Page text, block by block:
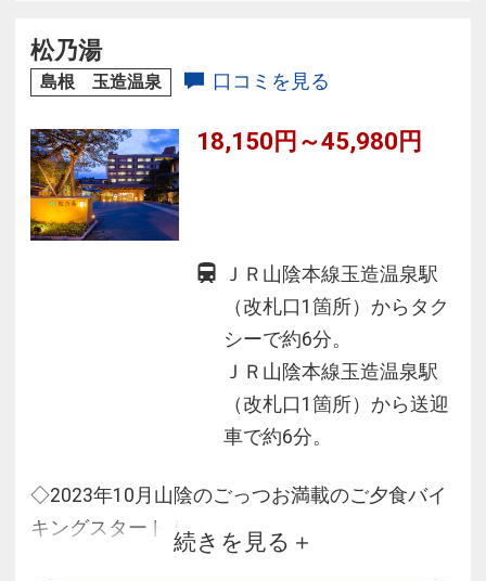
自然を満喫できます！
松乃湯
島根 玉造温泉 口コミを見る
18,150円～45,980円
ＪＲ山陰本線玉造温泉駅
（改札口1箇所）からタク
シーで約6分。
ＪＲ山陰本線玉造温泉駅
（改札口1箇所）から送迎
車で約6分。
◇2023年10月山陰のごっつお満載のご夕食バイ
キングスタート！
歴史と伝統の技が光る島根の郷土料理をはじ
続きを見る